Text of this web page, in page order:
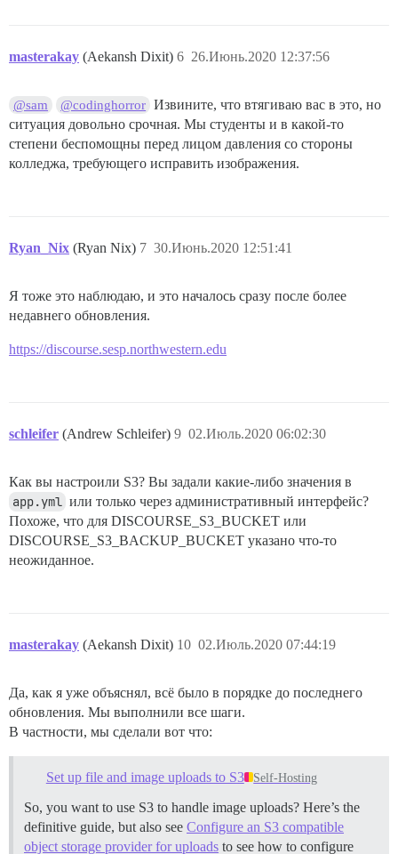
masterakay (Aekansh Dixit) 26.Июнь.2020 12:37:56
6
@sam @codinghorror Извините, что втягиваю вас в это, но
ситуация довольно срочная. Мы студенты и в какой-то
степени беспомощны перед лицом давления со стороны
колледжа, требующего исправить изображения.
Ryan_Nix (Ryan Nix) 30.Июнь.2020 12:51:41
7
Я тоже это наблюдаю, и это началось сразу после более
недавнего обновления.
https://discourse.sesp.northwestern.edu
schleifer (Andrew Schleifer) 02.Июль.2020 06:02:30
9
Как вы настроили S3? Вы задали какие-либо значения в
app.yml или только через административный интерфейс?
Похоже, что для DISCOURSE_S3_BUCKET или
DISCOURSE_S3_BACKUP_BUCKET указано что-то
неожиданное.
masterakay (Aekansh Dixit) 02.Июль.2020 07:44:19
10
Да, как я уже объяснял, всё было в порядке до последнего
обновления. Мы выполнили все шаги.
В частности, мы сделали вот что:
Set up file and image uploads to S3 Self-Hosting
So, you want to use S3 to handle image uploads? Here’s the
definitive guide, but also see Configure an S3 compatible
object storage provider for uploads to see how to configure